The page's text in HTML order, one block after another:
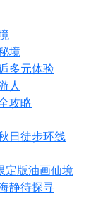
境
多元体验
人
攻略
日徒步环线
定版油画仙境
静待探寻